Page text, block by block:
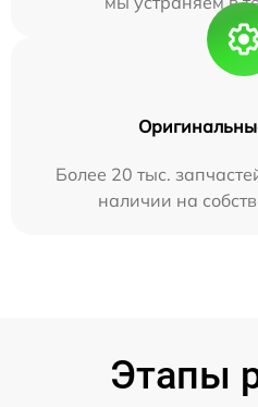
Более 20 тыс.
наличии на
Этапы